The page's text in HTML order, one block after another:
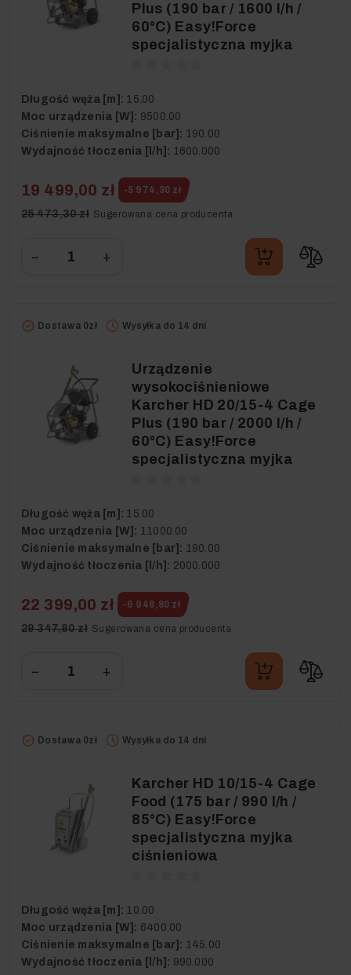
Plus (190 bar / 1600 l/h /
60°C) Easy!Force
specjalistyczna myjka
Długość węża [m]: 15.00
Moc urządzenia [W]: 9500.00
Ciśnienie maksymalne [bar]: 190.00
Wydajność tłoczenia [l/h]: 1600.000
19 499,00 zł -5 974,30 zł
25 473,30 zł Sugerowana cena producenta
− +
Dostawa 0zł Wysyłka do 14 dni
Urządzenie
wysokociśnieniowe
Karcher HD 20/15-4 Cage
Plus (190 bar / 2000 l/h /
60°C) Easy!Force
specjalistyczna myjka
Długość węża [m]: 15.00
Moc urządzenia [W]: 11000.00
Ciśnienie maksymalne [bar]: 190.00
Wydajność tłoczenia [l/h]: 2000.000
22 399,00 zł -6 948,80 zł
29 347,80 zł Sugerowana cena producenta
− +
Dostawa 0zł Wysyłka do 14 dni
Karcher HD 10/15-4 Cage
Food (175 bar / 990 l/h /
85°C) Easy!Force
specjalistyczna myjka
ciśnieniowa
Długość węża [m]: 10.00
Moc urządzenia [W]: 6400.00
Ciśnienie maksymalne [bar]: 145.00
Wydajność tłoczenia [l/h]: 990.000